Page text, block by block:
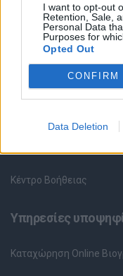
I want to opt-out
Retention, Sale,
Personal Data
Purposes for
Opted Out
CONFIRM
Data Deletion
Θέσεις εργασίας
Όλες οι Θέσεις Εργασίας
Κέντρο Βοήθειας
Υπηρεσίες
Καταχώρηση Online